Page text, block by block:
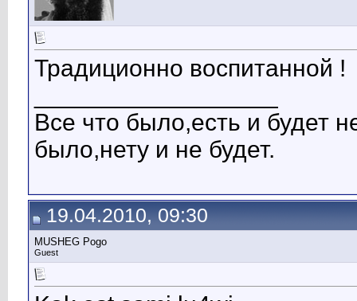
Традиционно воспитанной !
Все что было,есть и будет
было,нету и не будет.
19.04.2010, 09:30
MUSHEG Pogo
Guest